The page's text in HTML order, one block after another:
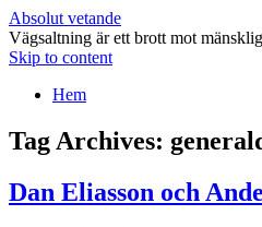
Absolut vetande
Vägsaltning är ett brott mot
Skip to content
Hem
Tag Archives:
Dan Eliasson och